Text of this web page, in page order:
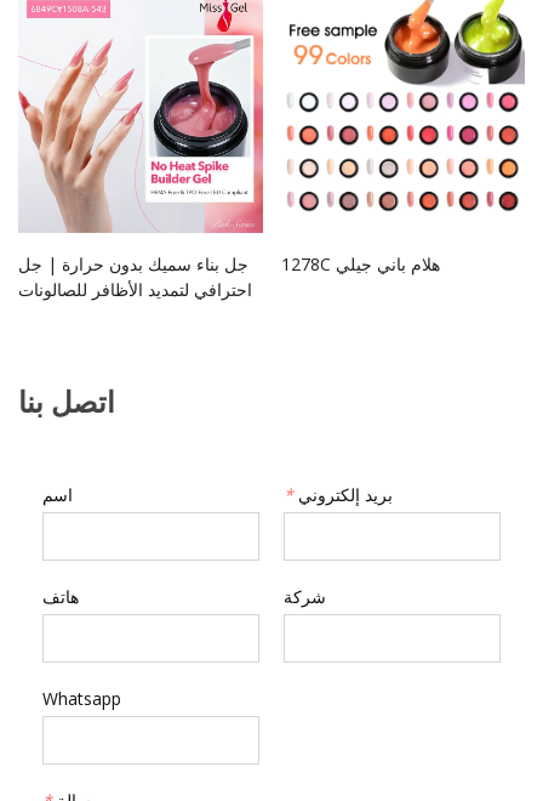
جل بناء سميك بدون حرارة | جل
احترافي لتمديد الأظافر للصالونات
1278C هلام باني جيلي
اتصل بنا
اسم * بريد إلكتروني
هاتف شركة
Whatsapp